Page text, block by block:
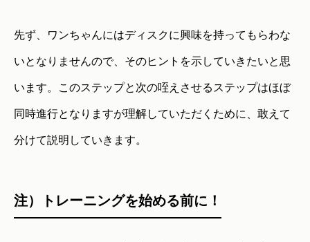
先ず、ワンちゃんにはディスクに興味を持ってもらわな
いとなりませんので、そのヒントを示していきたいと思
います。このステップと次の咥えさせるステップはほぼ
同時進行となりますが理解していただくために、敢えて
分けて説明していきます。
注）トレーニングを始める前に！